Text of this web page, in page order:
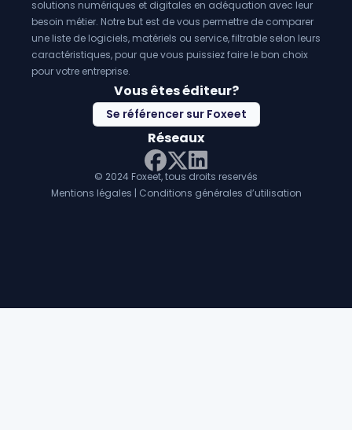
solutions numériques et digitales en adéquation avec leur
besoin métier. Notre but est de vous permettre de comparer
une liste de logiciels, matériels ou service, filtrable selon leurs
caractéristiques, pour que vous puissiez faire le bon choix
pour votre entreprise.
Vous êtes éditeur?
Se référencer sur Foxeet
Réseaux
Facebook
Twitter X
LinkedIn
© 2024 Foxeet, tous droits reservés
Mentions légales | Conditions générales d’utilisation